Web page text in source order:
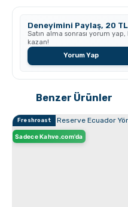
Chemex kullanarak
Deneyimini Paylaş, 20
Satın alma sonrası yorum
kazan!
Yorum Yap
Benzer Ürünler
Freshroast
Sadece Kahve.com'da